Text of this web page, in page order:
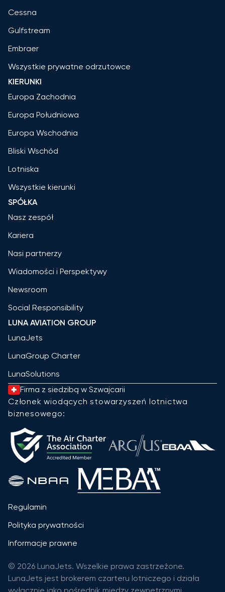
Cessna
Gulfstream
Embraer
Wszystkie prywatne odrzutowce
KIERUNKI
Europa Zachodnia
Europa Południowa
Europa Wschodnia
Bliski Wschód
Lotniska
Wszystkie kierunki
SPÓŁKA
Nasz zespół
Kariera
Nasi partnerzy
Wiadomości i Perspektywy
Newsroom
Social Responsibility
LUNA AVIATION GROUP
LunaJets
LunaGroup Charter
LunaSolutions
Firma z siedzibą w Szwajcarii
Członek wiodących stowarzyszeń lotnictwa
biznesowego:
Regulamin
Polityka prywatności
Informacje prawne
© 2026 LunaJets. Wszelkie prawa zastrzeżone.
LunaJets jest brokerem czarteru lotniczego i działa